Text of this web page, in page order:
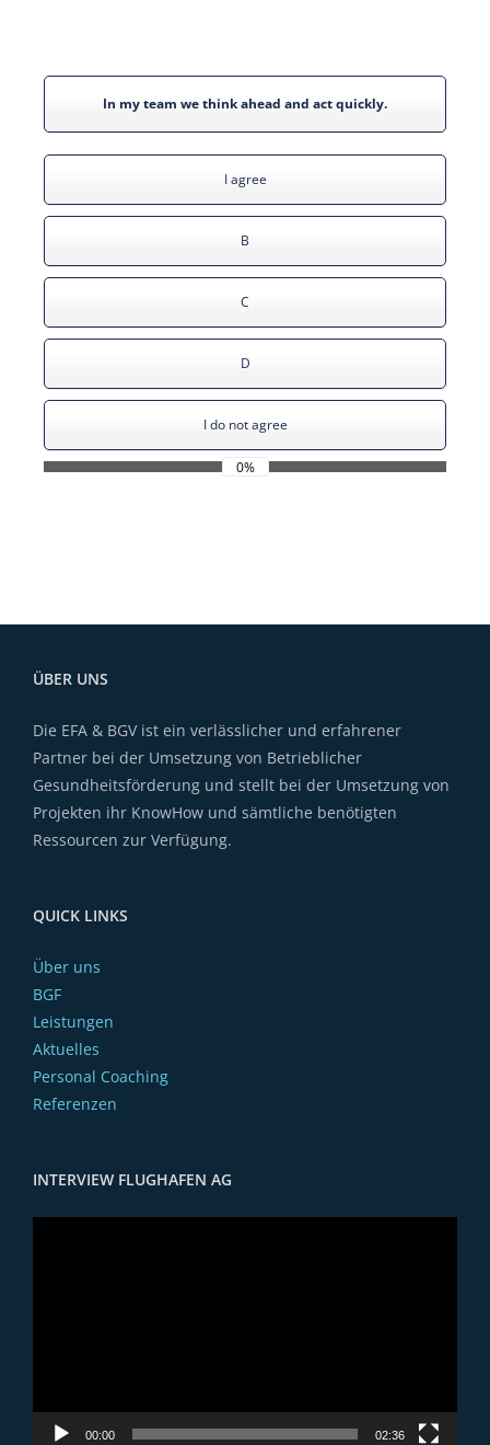
In my team we think ahead and act quickly.
I agree
B
C
D
I do not agree
0%
ÜBER UNS
Die EFA & BGV ist ein verlässlicher und erfahrener
Partner bei der Umsetzung von Betrieblicher
Gesundheitsförderung und stellt bei der Umsetzung von
Projekten ihr KnowHow und sämtliche benötigten
Ressourcen zur Verfügung.
QUICK LINKS
Über uns
BGF
Leistungen
Aktuelles
Personal Coaching
Referenzen
INTERVIEW FLUGHAFEN AG
00:00 02:36